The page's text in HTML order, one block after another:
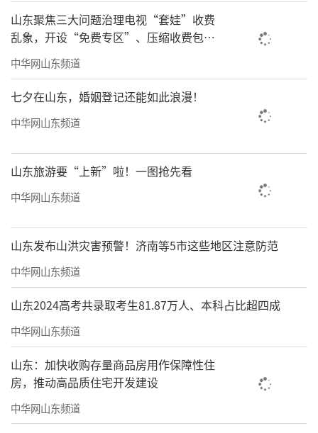
山东聚焦三大问题治理电视“套娃”收费
乱象，开设“免费专区”、压缩收费包比
例70%以上
中华网山东频道
七夕在山东，婚姻登记还能如此浪漫！
中华网山东频道
山东旅游要“上新”啦！一图抢先看
中华网山东频道
山东发布山洪灾害预警！济南等5市这些地区注意防范
中华网山东频道
山东2024高考共录取考生81.87万人、本科占比超四成
中华网山东频道
山东：加快收购存量商品房用作保障性住
房，推动高品质住宅开发建设
中华网山东频道